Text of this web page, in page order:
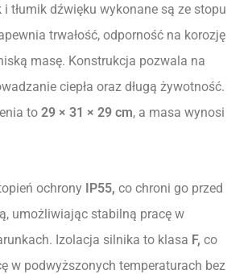
i tłumik dźwięku wykonane są ze stopu
trwałość, odporność na korozję
masę. Konstrukcja pozwala na
ciepła oraz długą żywotność.
to 29 × 31 × 29 cm, a masa wynosi
ochrony IP55, co chroni go przed
umożliwiając stabilną pracę w
Izolacja silnika to klasa F, co
w podwyższonych temperaturach bez